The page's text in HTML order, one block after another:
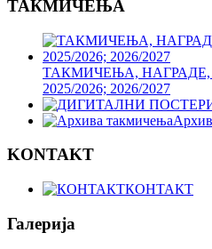
ТАКМИЧЕЊА
ТАКМИЧЕЊА, НАГРАДЕ,
2025/2026; 2026/2027
KONTAKT
КОНТАКТ
Галерија